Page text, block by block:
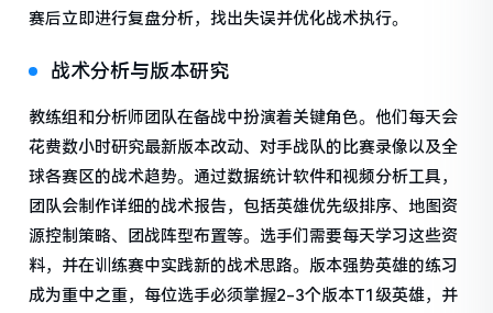
赛后立即进行复盘分析，找出失误并优化战术执行。
战术分析与版本研究
教练组和分析师团队在备战中扮演着关键角色。他们每天会
花费数小时研究最新版本改动、对手战队的比赛录像以及全
球各赛区的战术趋势。通过数据统计软件和视频分析工具，
团队会制作详细的战术报告，包括英雄优先级排序、地图资
源控制策略、团战阵型布置等。选手们需要每天学习这些资
料，并在训练赛中实践新的战术思路。版本强势英雄的练习
成为重中之重，每位选手必须掌握2-3个版本T1级英雄，并